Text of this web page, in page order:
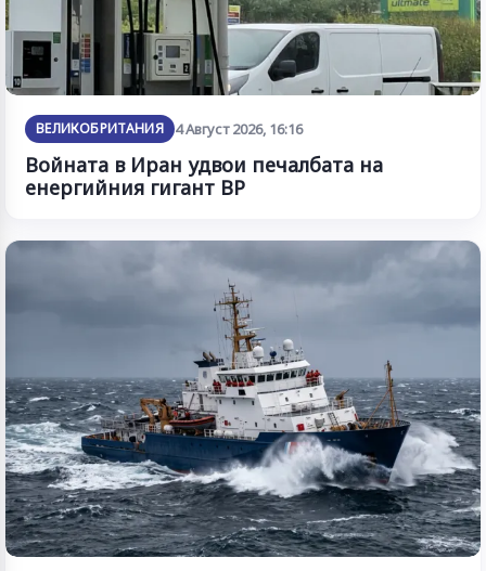
ВЕЛИКОБРИТАНИЯ 4 Август 2026, 16:16
Войната в Иран удвои печалбата на
енергийния гигант BP